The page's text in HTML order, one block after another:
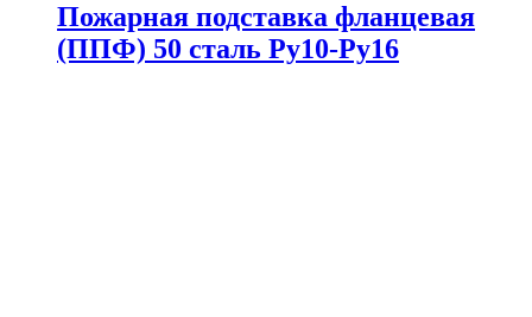
Пожарная подставка фланцевая
(ППФ) 50 сталь Ру10-Ру16